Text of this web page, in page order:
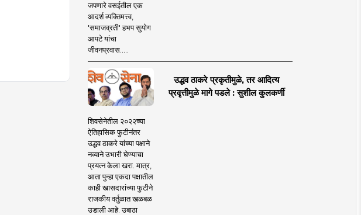
जपणारे वसईतील एक
आदर्श व्यक्तिमत्त्व,
'समाजव्रती' हभप सुयोग
आपटे यांचा
जीवनप्रवास.....
उद्धव ठाकरे प्रकृतीमुळे, तर आदित्य
प्रवृत्तीमुळे मागे पडले : सुशील कुलकर्णी
शिवसेनेतील २०२२च्या
ऐतिहासिक फुटीनंतर
उद्धव ठाकरे यांच्या पक्षाने
नव्याने उभारी घेण्याचा
प्रयत्न केला खरा. मात्र,
आता पुन्हा एकदा पक्षातील
काही खासदारांच्या फुटीने
राजकीय वर्तुळात खळबळ
उडाली आहे. उबाठा